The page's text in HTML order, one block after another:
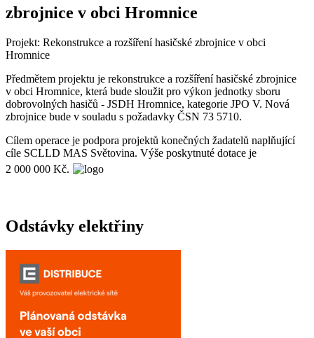
zbrojnice v obci Hromnice
Projekt: Rekonstrukce a rozšíření hasičské zbrojnice v obci
Hromnice
Předmětem projektu je rekonstrukce a rozšíření hasičské zbrojnice
v obci Hromnice, která bude sloužit pro výkon jednotky sboru
dobrovolných hasičů - JSDH Hromnice, kategorie JPO V. Nová
zbrojnice bude v souladu s požadavky ČSN 73 5710.
Cílem operace je podpora projektů konečných žadatelů naplňující
cíle SCLLD MAS Světovina. Výše poskytnuté dotace je
2 000 000 Kč.
Odstávky elektřiny